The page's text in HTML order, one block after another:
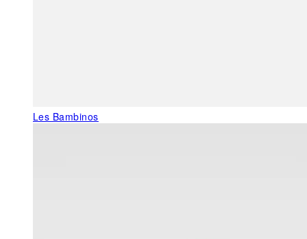
Les Bambinos